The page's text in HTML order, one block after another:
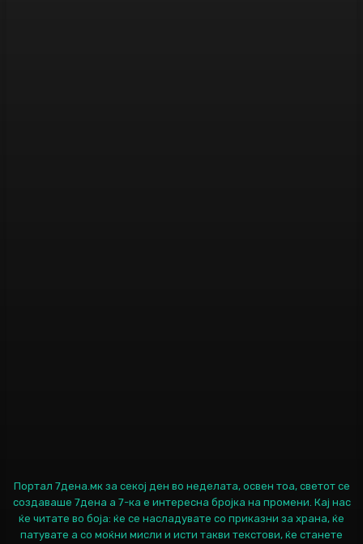
Портал 7дена.мк за секој ден во неделата, освен тоа, светот се
создаваше 7дена а 7-ка е интересна бројка на промени. Кај нас
ќе читате во боја: ќе се насладувате со приказни за храна, ќе
патувате а со моќни мисли и исти такви текстови, ќе станете